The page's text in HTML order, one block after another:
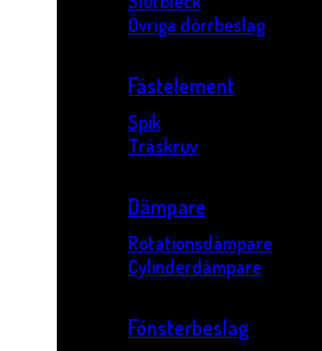
Övriga dörrbeslag
Fästelement
Spik
Träskruv
Dämpare
Rotationsdämpare
Cylinderdämpare
Fönsterbeslag